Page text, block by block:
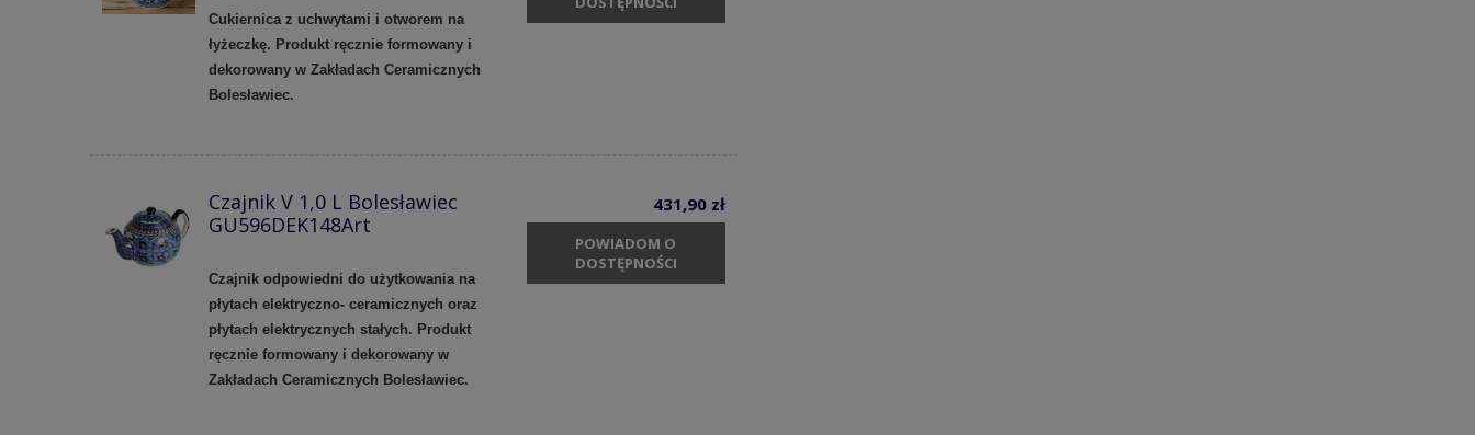
Cukiernica z uchwytami i otworem na
łyżeczkę. Produkt ręcznie formowany i
dekorowany w Zakładach Ceramicznych
Bolesławiec.
Czajnik V 1,0 L Bolesławiec
GU596DEK148Art
Czajnik odpowiedni do użytkowania na
płytach elektryczno- ceramicznych oraz
płytach elektrycznych stałych. Produkt
ręcznie formowany i dekorowany w
Zakładach Ceramicznych Bolesławiec.
431,90 zł
POWIADOM O
DOSTĘPNOŚCI